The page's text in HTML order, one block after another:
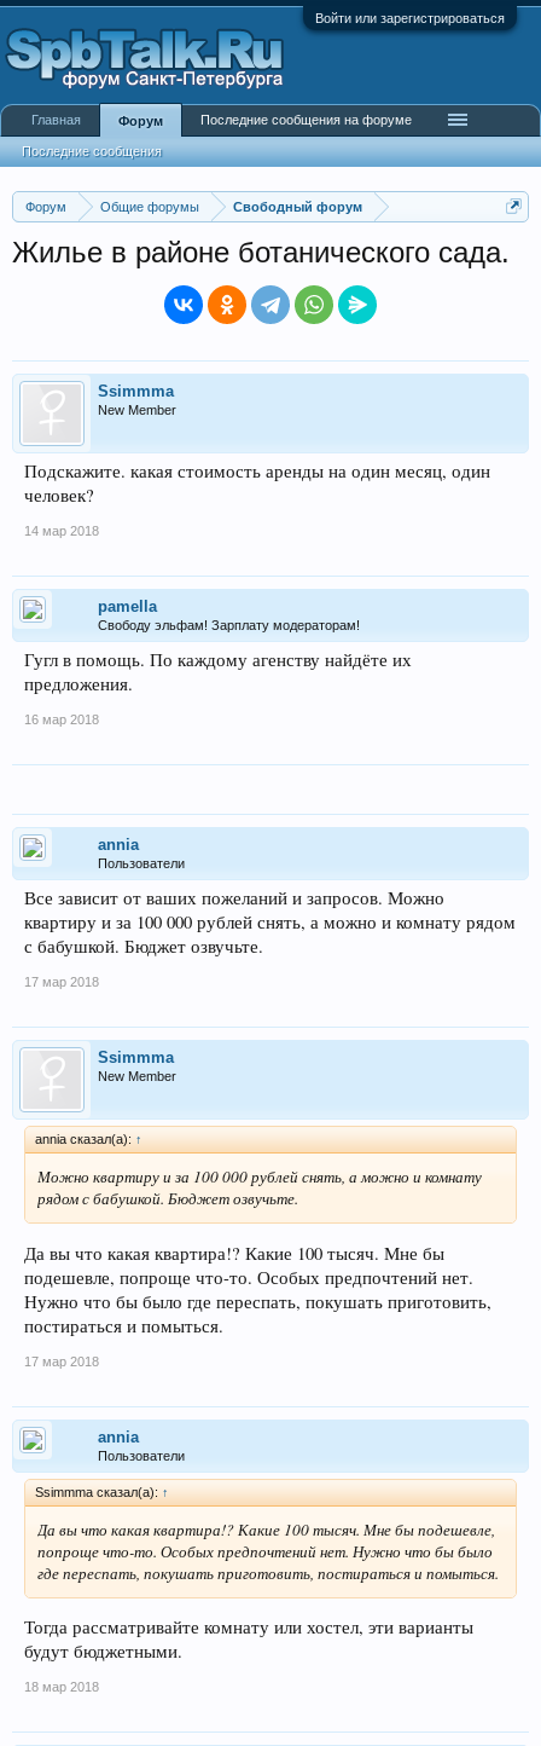
Войти или зарегистрироваться
Форум Общие форумы Свободный форум
Жилье в районе ботанического сада.
Ssimmma
New Member
Подскажите. какая стоимость аренды на один месяц, один
человек?
14 мар 2018
pamella
Свободу эльфам! Зарплату модераторам!
Гугл в помощь. По каждому агенству найдёте их
предложения.
16 мар 2018
annia
Пользователи
Все зависит от ваших пожеланий и запросов. Можно
квартиру и за 100 000 рублей снять, а можно и комнату рядом
с бабушкой. Бюджет озвучьте.
17 мар 2018
Ssimmma
New Member
annia сказал(а): ↑
Можно квартиру и за 100 000 рублей снять, а можно и комнату
рядом с бабушкой. Бюджет озвучьте.
Да вы что какая квартира!? Какие 100 тысяч. Мне бы
подешевле, попроще что-то. Особых предпочтений нет.
Нужно что бы было где переспать, покушать приготовить,
постираться и помыться.
17 мар 2018
annia
Пользователи
Ssimmma сказал(а): ↑
Да вы что какая квартира!? Какие 100 тысяч. Мне бы подешевле,
попроще что-то. Особых предпочтений нет. Нужно что бы было
где переспать, покушать приготовить, постираться и помыться.
Тогда рассматривайте комнату или хостел, эти варианты
будут бюджетными.
18 мар 2018
Главная Форум
Последние сообщения
Последние сообщения на форуме